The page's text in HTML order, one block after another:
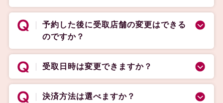
予約した後に受取店舗の変更はできる
のですか？
受取日時は変更できますか？
決済方法は選べますか？